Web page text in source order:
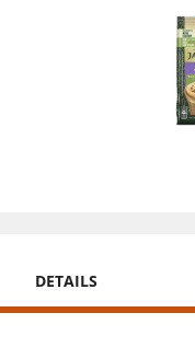
DETAILS